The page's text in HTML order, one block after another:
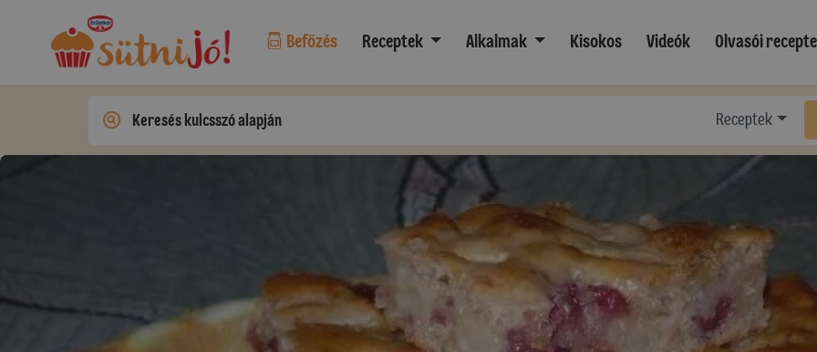
Befőzés Receptek Alkalmak Kisokos Videók Olvasói
Receptek